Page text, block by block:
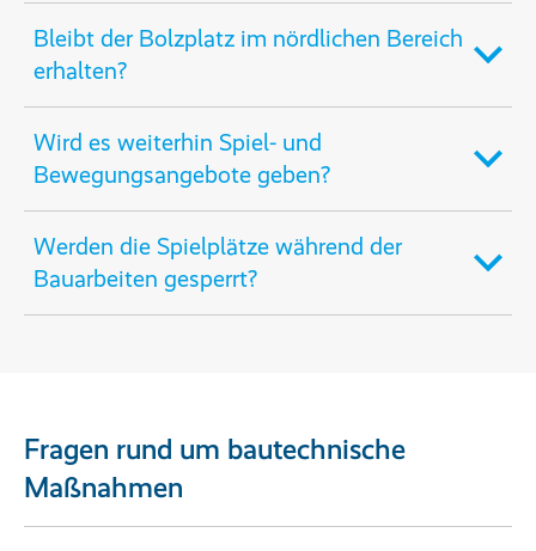
Bleibt der Bolzplatz im nördlichen Bereich
erhalten?
Wird es weiterhin Spiel- und
Bewegungsangebote geben?
Werden die Spielplätze während der
Bauarbeiten gesperrt?
Fragen rund um bautechnische
Maßnahmen